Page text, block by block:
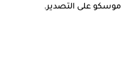
موسكو على التصدير.